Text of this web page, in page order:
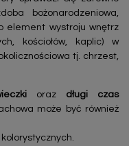
bożonarodzeniowa,
element wystroju wnętrz
kościołów, kaplic) w
tj. chrzest,
orazdługi czas
może być również